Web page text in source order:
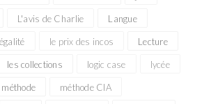
L'avis de Charlie Langue
le prix des incos Lecture
les collections logic case lycée
méthode méthode CIA